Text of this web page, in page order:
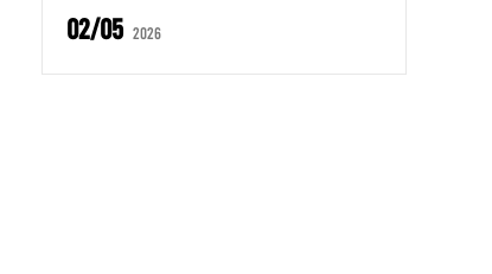
02/05 2026